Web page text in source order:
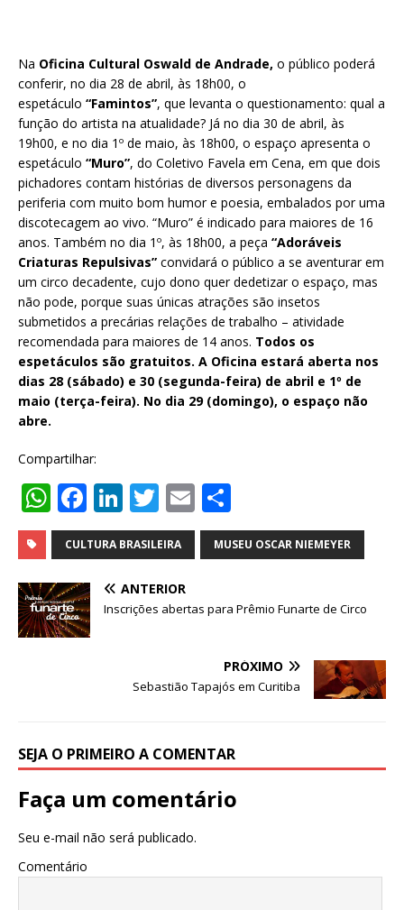
Na Oficina Cultural Oswald de Andrade, o público poderá
conferir, no dia 28 de abril, às 18h00, o
espetáculo “Famintos”, que levanta o questionamento: qual a
função do artista na atualidade? Já no dia 30 de abril, às
19h00, e no dia 1º de maio, às 18h00, o espaço apresenta o
espetáculo “Muro”, do Coletivo Favela em Cena, em que dois
pichadores contam histórias de diversos personagens da
periferia com muito bom humor e poesia, embalados por uma
discotecagem ao vivo. “Muro” é indicado para maiores de 16
anos. Também no dia 1º, às 18h00, a peça “Adoráveis
Criaturas Repulsivas” convidará o público a se aventurar em
um circo decadente, cujo dono quer dedetizar o espaço, mas
não pode, porque suas únicas atrações são insetos
submetidos a precárias relações de trabalho – atividade
recomendada para maiores de 14 anos. Todos os
espetáculos são gratuitos. A Oficina estará aberta nos
dias 28 (sábado) e 30 (segunda-feira) de abril e 1º de
maio (terça-feira). No dia 29 (domingo), o espaço não
abre.
Compartilhar:
W
h
at
s
A
p
F
a
c
e
b
o
Li
n
k
e
dI
T
w
it
te
r
E
m
ai
h
ar
CULTURA BRASILEIRA MUSEU OSCAR NIEMEYER
ANTERIOR
Inscrições abertas para Prêmio Funarte de Circo
PRÓXIMO
Sebastião Tapajós em Curitiba
SEJA O PRIMEIRO A COMENTAR
Faça um comentário
Seu e-mail não será publicado.
Comentário